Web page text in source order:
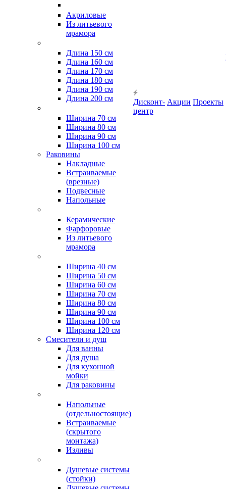
Акриловые
Из литьевого
мрамора
Длина 150 см
Длина 160 см
Длина 170 см
Длина 180 см
Длина 190 см
Длина 200 см
Ширина 70 см
Ширина 80 см
Ширина 90 см
Ширина 100 см
Раковины
Накладные
Встраиваемые
(врезные)
Подвесные
Напольные
Керамические
Фарфоровые
Из литьевого
мрамора
Ширина 40 см
Ширина 50 см
Ширина 60 см
Ширина 70 см
Ширина 80 см
Ширина 90 см
Ширина 100 см
Ширина 120 см
Смесители и душ
Для ванны
Для душа
Для кухонной
мойки
Для раковины
Напольные
(отдельностоящие)
Встраиваемые
(скрытого
монтажа)
Изливы
Душевые системы
(стойки)
Дисконт-
центр
Акции Проекты